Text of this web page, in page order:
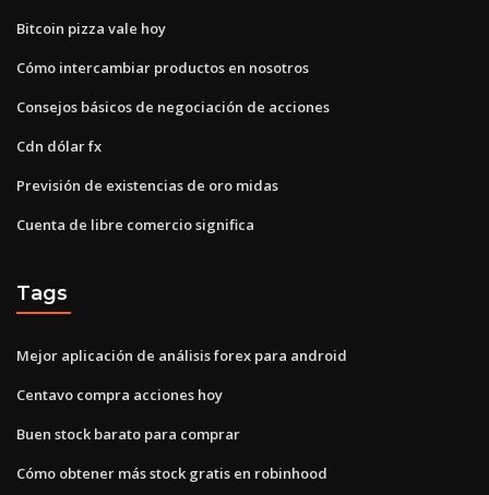
Bitcoin pizza vale hoy
Cómo intercambiar productos en nosotros
Consejos básicos de negociación de acciones
Cdn dólar fx
Previsión de existencias de oro midas
Cuenta de libre comercio significa
Tags
Mejor aplicación de análisis forex para android
Centavo compra acciones hoy
Buen stock barato para comprar
Cómo obtener más stock gratis en robinhood